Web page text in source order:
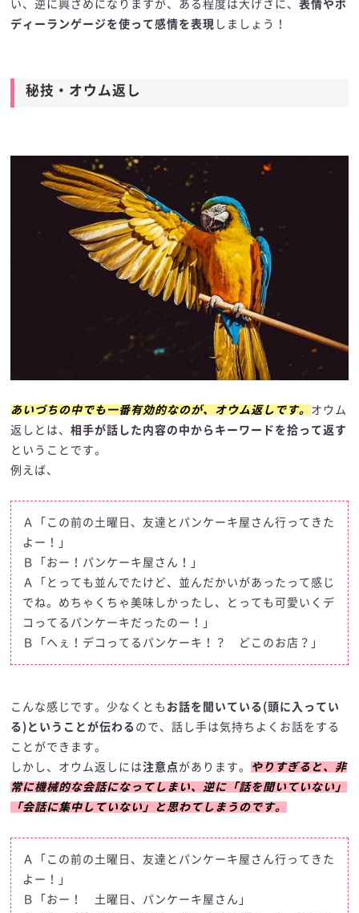
い、逆に興ざめになりますが、ある程度は大げさに、表情やボ
ディーランゲージを使って感情を表現 しましょう！
秘技・オウム返し
あいづちの中でも一番有効的なのが、オウム返しです。 オウム
返しとは、相手が話した内容の中からキーワードを拾って返す
ということです。
例えば、
Ａ「この前の土曜日、友達とパンケーキ屋さん行ってきた
よー！」
Ｂ「おー！パンケーキ屋さん！」
Ａ「とっても並んでたけど、並んだかいがあったって感じ
でね。めちゃくちゃ美味しかったし、とっても可愛いくデ
コってるパンケーキだったのー！」
Ｂ「へぇ！デコってるパンケーキ！？ どこのお店？」
こんな感じです。少なくとも お話を聞いている(頭に入ってい
る)ということが伝わる ので、話し手は気持ちよくお話をする
ことができます。
しかし、オウム返しには注意点 があります。
やりすぎると、非
常に機械的な会話になってしまい、逆に「話を聞いていない」
「会話に集中していない」と思わてしまうのです。
Ａ「この前の土曜日、友達とパンケーキ屋さん行ってきた
よー！」
Ｂ「おー！ 土曜日、パンケーキ屋さん」